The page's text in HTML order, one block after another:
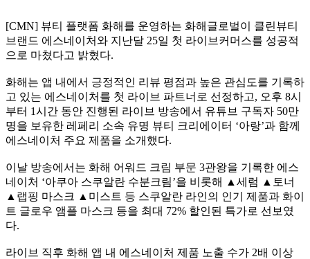
[CMN] 뷰티 플랫폼 화해를 운영하는 화해글로벌이 클린뷰티
브랜드 에스네이처와 지난달 25일 첫 라이브커머스를 성공적
으로 마쳤다고 밝혔다.
화해는 앱 내에서 긍정적인 리뷰 평점과 높은 관심도를 기록하
고 있는 에스네이처를 첫 라이브 파트너로 선정하고, 오후 8시
부터 1시간 동안 진행된 라이브 방송에서 유튜브 구독자 50만
명을 보유한 레페리 소속 유명 뷰티 크리에이터 ‘아랑’과 함께
에스네이처 주요 제품을 소개했다.
이날 방송에서는 화해 어워드 크림 부문 3관왕을 기록한 에스
네이처 ‘아쿠아 스쿠알란 수분크림’을 비롯해 ▲세럼 ▲토너
▲랩핑 마스크 ▲미스트 등 스쿠알란 라인의 인기 제품과 화이
트 글로우 앰플 마스크 등을 최대 72% 할인된 특가로 선보였
다.
라이브 직후 화해 앱 내 에스네이처 제품 노출 수가 2배 이상